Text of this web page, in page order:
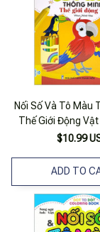
Nối Số Và Tô Màu
Thế Giới Động
Chim (song Ngữ
$10.99
ADD TO